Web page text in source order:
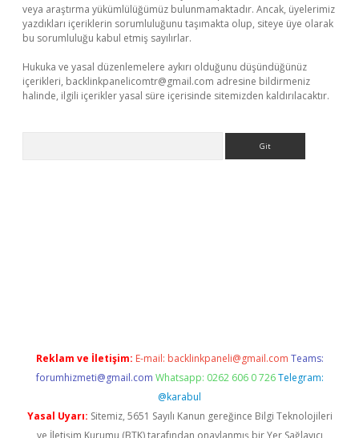
veya araştırma yükümlülüğümüz bulunmamaktadır. Ancak, üyelerimiz
yazdıkları içeriklerin sorumluluğunu taşımakta olup, siteye üye olarak
bu sorumluluğu kabul etmiş sayılırlar.
Hukuka ve yasal düzenlemelere aykırı olduğunu düşündüğünüz
içerikleri, backlinkpanelicomtr@gmail.com adresine bildirmeniz
halinde, ilgili içerikler yasal süre içerisinde sitemizden kaldırılacaktır.
Reklam ve İletişim: E-mail: backlinkpaneli@gmail.com Teams:
forumhizmeti@gmail.com Whatsapp: 0262 606 0 726 Telegram:
@karabul
Yasal Uyarı: Sitemiz, 5651 Sayılı Kanun gereğince Bilgi Teknolojileri
ve İletişim Kurumu (BTK) tarafından onaylanmış bir Yer Sağlayıcı